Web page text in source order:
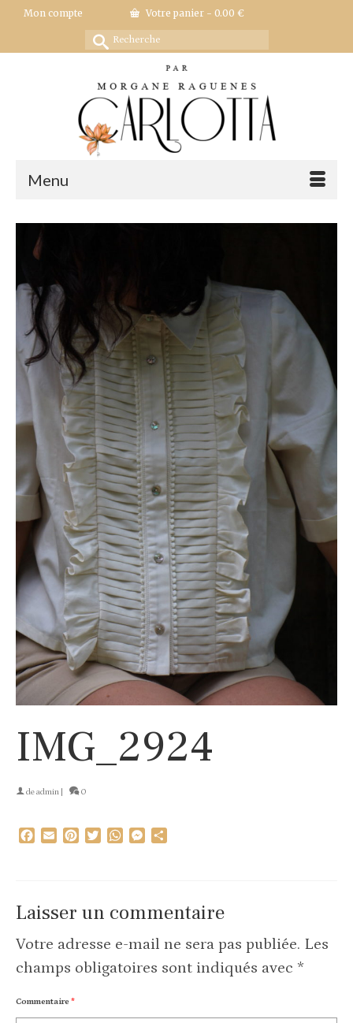
Mon compte Votre panier - 0.00 €
Rechercher :
Menu
IMG_2924
deadmin 0
Facebook
EmailPinterestTwitterWhatsAppMessenger
Laisser un commentaire
Votre adresse e-mail ne sera pas publiée. Les
champs obligatoires sont indiqués avec *
Commentaire *